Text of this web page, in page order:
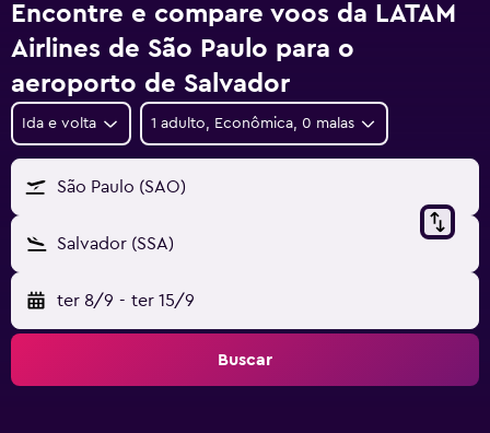
Encontre e compare voos da LATAM
Airlines de São Paulo para o
aeroporto de Salvador
Ida e volta 1 adulto, Econômica, 0 malas
São Paulo (SAO)
Salvador (SSA)
ter 8/9 - ter 15/9
Buscar